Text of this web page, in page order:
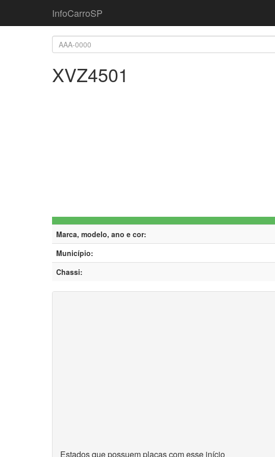
InfoCarroSP
XVZ4501
Marca, modelo, ano e cor:
Município:
Chassi:
Estados que possuem placas com esse início